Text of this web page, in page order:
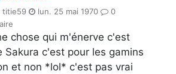
titie59 lun. 25 mai 1970
0
chose qui m'énerve c'est
Sakura c'est pour les gamins
et non *lol* c'est pas vrai